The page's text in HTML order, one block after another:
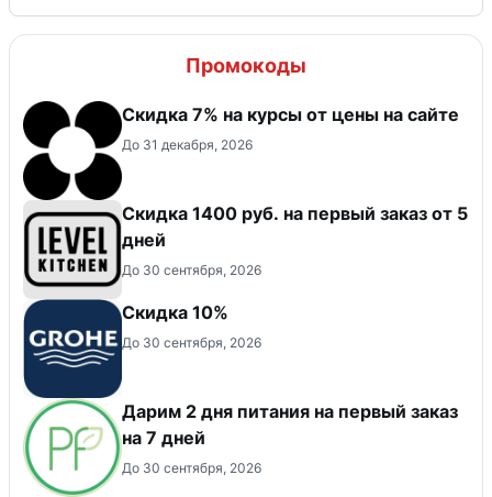
Промокоды
Скидка 7% на курсы от цены на сайте
До 31 декабря, 2026
Скидка 1400 руб. на первый заказ от 5
дней
До 30 сентября, 2026
Скидка 10%
До 30 сентября, 2026
Дарим 2 дня питания на первый заказ
на 7 дней
До 30 сентября, 2026